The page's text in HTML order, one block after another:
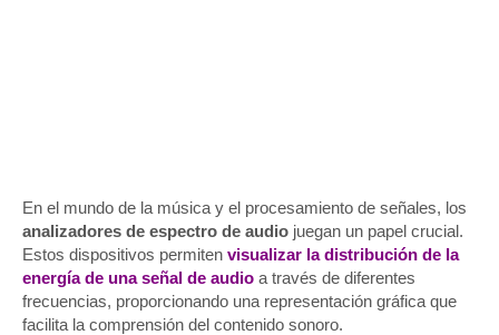
En el mundo de la música y el procesamiento de señales, los
analizadores de espectro de audio juegan un papel crucial.
Estos dispositivos permiten visualizar la distribución de la
energía de una señal de audio a través de diferentes
frecuencias, proporcionando una representación gráfica que
facilita la comprensión del contenido sonoro.